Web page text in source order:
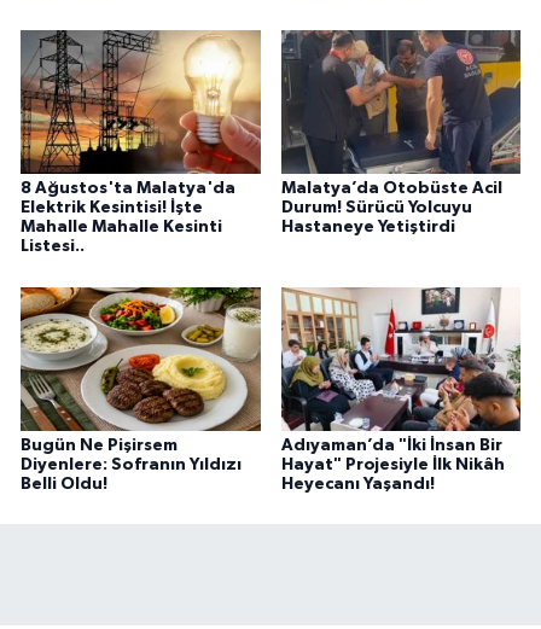
8 Ağustos'ta Malatya'da
Elektrik Kesintisi! İşte
Mahalle Mahalle Kesinti
Listesi..
Malatya’da Otobüste Acil
Durum! Sürücü Yolcuyu
Hastaneye Yetiştirdi
Bugün Ne Pişirsem
Diyenlere: Sofranın Yıldızı
Belli Oldu!
Adıyaman’da "İki İnsan Bir
Hayat" Projesiyle İlk Nikâh
Heyecanı Yaşandı!